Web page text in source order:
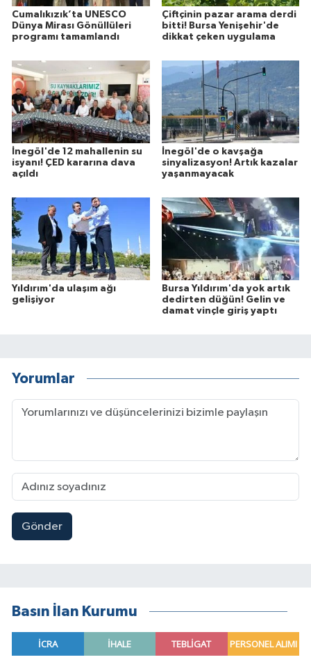
Cumalıkızık’ta UNESCO
Dünya Mirası Gönüllüleri
programı tamamlandı
Çiftçinin pazar arama derdi
bitti! Bursa Yenişehir'de
dikkat çeken uygulama
İnegöl'de 12 mahallenin su
isyanı! ÇED kararına dava
açıldı
İnegöl'de o kavşağa
sinyalizasyon! Artık kazalar
yaşanmayacak
Yıldırım'da ulaşım ağı
gelişiyor
Bursa Yıldırım'da yok artık
dedirten düğün! Gelin ve
damat vinçle giriş yaptı
Yorumlar
Gönder
Basın İlan Kurumu